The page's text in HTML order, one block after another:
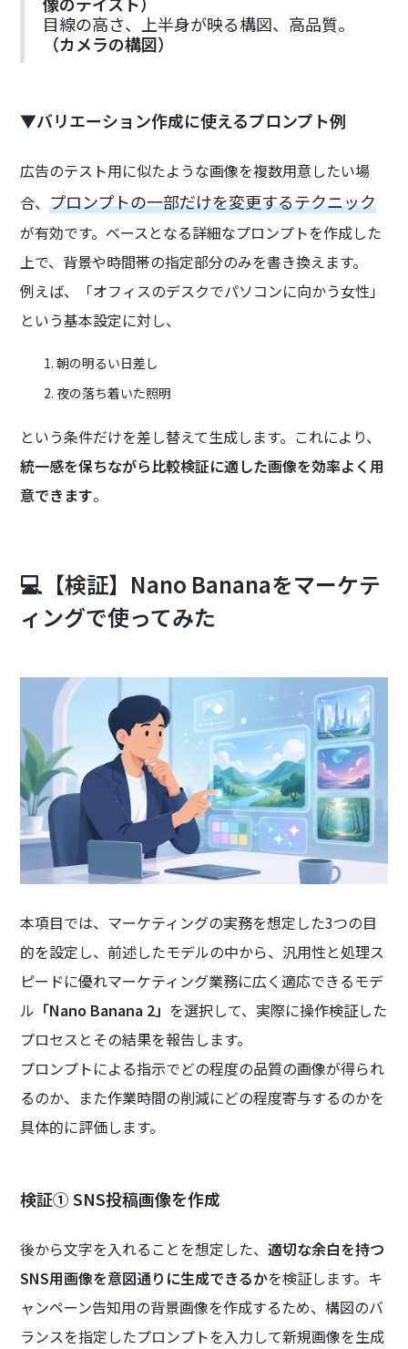
目線の高さ、上半身が映る構図、高品質。
（カメラの構図）
▼バリエーション作成に使えるプロンプト例
広告のテスト用に似たような画像を複数用意したい場
合、プロンプトの一部だけを変更するテクニック
が有効です。ベースとなる詳細なプロンプトを作成した
上で、背景や時間帯の指定部分のみを書き換えます。
例えば、「オフィスのデスクでパソコンに向かう女性」
という基本設定に対し、
朝の明るい日差し
夜の落ち着いた照明
という条件だけを差し替えて生成します。これにより、
統一感を保ちながら比較検証に適した画像を効率よく用
意できます。
💻【検証】Nano Bananaをマーケテ
ィングで使ってみた
本項目では、マーケティングの実務を想定した3つの目
的を設定し、前述したモデルの中から、汎用性と処理ス
ピードに優れマーケティング業務に広く適応できるモデ
ル 「Nano Banana 2」 を選択して、実際に操作検証した
プロセスとその結果を報告します。
プロンプトによる指示でどの程度の品質の画像が得られ
るのか、また作業時間の削減にどの程度寄与するのかを
具体的に評価します。
検証① SNS投稿画像を作成
後から文字を入れることを想定した、適切な余白を持つ
SNS用画像を意図通りに生成できるかを検証します。キ
ャンペーン告知用の背景画像を作成するため、構図のバ
ランスを指定したプロンプトを入力して新規画像を生成